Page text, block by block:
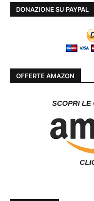
DONAZIONE SU PAYPAL
OFFERTE AMAZON